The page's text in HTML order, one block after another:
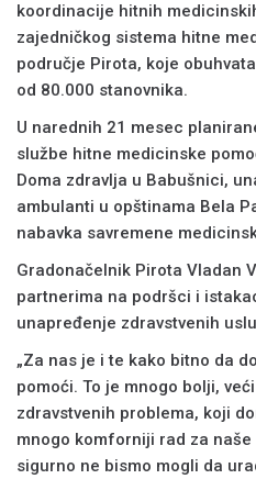
koordinacije hitnih
zajedničkog sistema hitne
područje Pirota, koje
od 80.000 stanovnika.
U narednih 21 mesec
službe hitne medicinske
Doma zdravlja u Babušnici,
ambulanti u opštinama Bela
nabavka savremene
Gradonačelnik Pirota Vladan
partnerima na podršci i
unapređenje zdravstvenih
„Za nas je i te kako bitno da
pomoći. To je mnogo bolji,
zdravstvenih problema, koji
mnogo komforniji rad za naše
sigurno ne bismo mogli da